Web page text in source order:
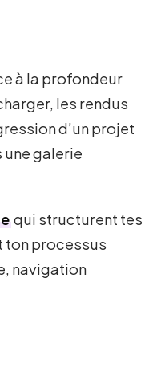
à la profondeur
les rendus
d’un projet
une galerie
qui structurent tes
ton processus
navigation